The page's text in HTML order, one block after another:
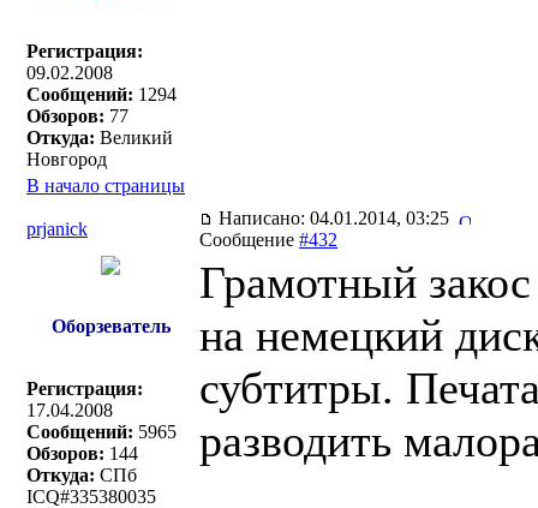
Регистрация:
09.02.2008
Сообщений: 1294
Обзоров: 77
Откуда: Великий
Новгород
В начало страницы
prjanick
Написано: 04.01.2014, 03:25
Сообщение #432
Оборзеватель
Регистрация:
17.04.2008
Сообщений: 5965
Обзоров: 144
Откуда: СПб
ICQ#335380035
Грамотный
на немецкий
субтитры.
разводить